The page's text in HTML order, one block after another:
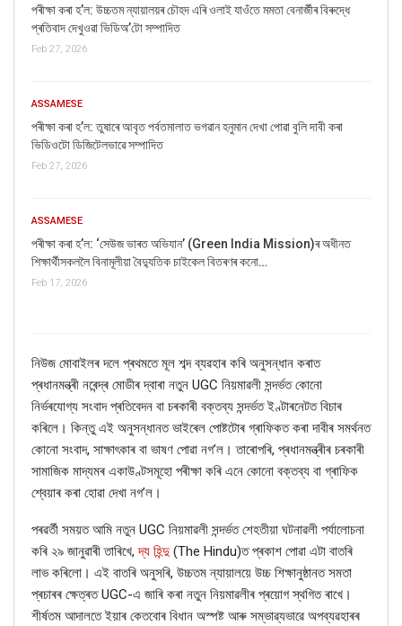
পৰীক্ষা কৰা হ’ল: উচ্চতম ন্যায়ালয়ৰ চৌহদ এৰি ওলাই যাওঁতে মমতা বেনাৰ্জীৰ বিৰুদ্ধে
প্ৰতিবাদ দেখুওৱা ভিডিঅ’টো সম্পাদিত
Feb 27, 2026
ASSAMESE
পৰীক্ষা কৰা হ’ল: তুষাৰে আবৃত পৰ্বতমালাত ভগৱান হনুমান দেখা পোৱা বুলি দাবী কৰা
ভিডিওটো ডিজিটেলভাৱে সম্পাদিত
Feb 27, 2026
ASSAMESE
পৰীক্ষা কৰা হ’ল: ‘সেউজ ভাৰত অভিযান’ (Green India Mission)ৰ অধীনত
শিক্ষাৰ্থীসকললৈ বিনামূলীয়া বৈদ্যুতিক চাইকেল বিতৰণৰ কনো…
Feb 17, 2026
নিউজ মোবাইলৰ দলে প্ৰথমতে মূল শব্দ ব্যৱহাৰ কৰি অনুসন্ধান কৰাত
প্ৰধানমন্ত্ৰী নৰেন্দ্ৰ মোডীৰ দ্বাৰা নতুন UGC নিয়মাৱলী সন্দৰ্ভত কোনো
নিৰ্ভৰযোগ্য সংবাদ প্ৰতিবেদন বা চৰকাৰী বক্তব্য সন্দৰ্ভত ইণ্টাৰনেটত বিচাৰ
কৰিলে। কিন্তু এই অনুসন্ধানত ভাইৰেল পোষ্টটোৰ গ্ৰাফিকত কৰা দাবীৰ সমৰ্থনত
কোনো সংবাদ, সাক্ষাৎকাৰ বা ভাষণ পোৱা নগ’ল। তাৰোপৰি, প্ৰধানমন্ত্ৰীৰ চৰকাৰী
সামাজিক মাদ্যমৰ একাউণ্টসমূহো পৰীক্ষা কৰি এনে কোনো বক্তব্য বা গ্ৰাফিক
শ্বেয়াৰ কৰা হোৱা দেখা নগ’ল।
পৰৱৰ্তী সময়ত আমি নতুন UGC নিয়মাৱলী সন্দৰ্ভত শেহতীয়া ঘটনাৱলী পৰ্যালোচনা
কৰি ২৯ জানুৱাৰী তাৰিখে,দ্য হিন্দু (The Hindu)ত প্ৰকাশ পোৱা এটা বাতৰি
লাভ কৰিলো। এই বাতৰি অনুসৰি, উচ্চতম ন্যায়ালয়ে উচ্চ শিক্ষানুষ্ঠানত সমতা
প্ৰচাৰৰ ক্ষেত্ৰত UGC-এ জাৰি কৰা নতুন নিয়মাৱলীৰ প্ৰয়োগ স্থগিত ৰাখে।
শীৰ্ষতম আদালতে ইয়াৰ কেতবোৰ বিধান অস্পষ্ট আৰু সম্ভাৱ্যভাৱে অপব্যৱহাৰৰ